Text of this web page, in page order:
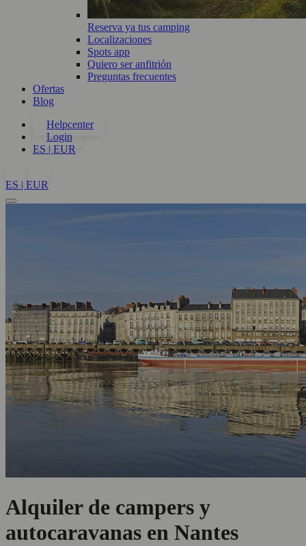
Reserva ya tus camping
Localizaciones
Spots app
Quiero ser anfitrión
Preguntas frecuentes
Ofertas
Blog
Helpcenter
Login
ES | EUR
ES | EUR
Alquiler de campers y
autocaravanas en Nantes